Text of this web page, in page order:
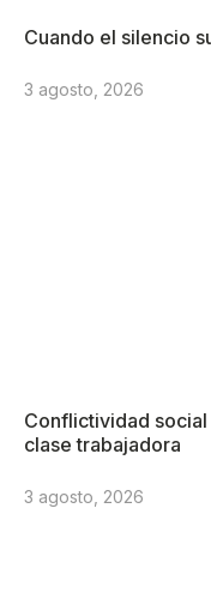
Cuando el silencio
3 agosto, 2026
Conflictividad
clase trabajadora
3 agosto, 2026